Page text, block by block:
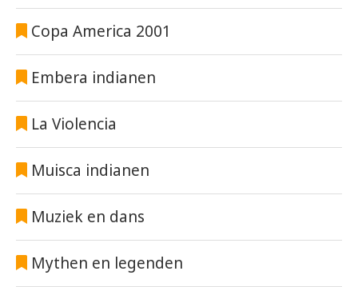
Copa America 2001
Embera indianen
La Violencia
Muisca indianen
Muziek en dans
Mythen en legenden